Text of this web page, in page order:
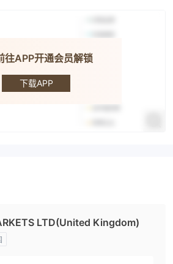
往APP开通会员解锁
下载APP
MARKETS
LTD(United Kingdom)